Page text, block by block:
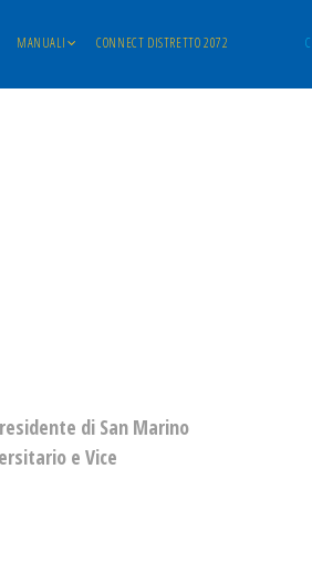
MANUALI CONNECT DISTRETTO 2072
di San Marino
e Vice